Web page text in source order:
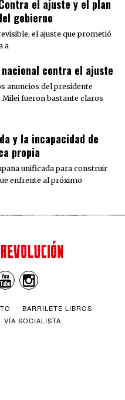
el ajuste y el plan
gobierno
el ajuste que prometió
a
contra el ajuste
anuncios del presidente
Milei fueron bastante claros
y la incapacidad de
propia
unificada para construir
enfrente al próximo
BARRILETE LIBROS
VÍA SOCIALISTA